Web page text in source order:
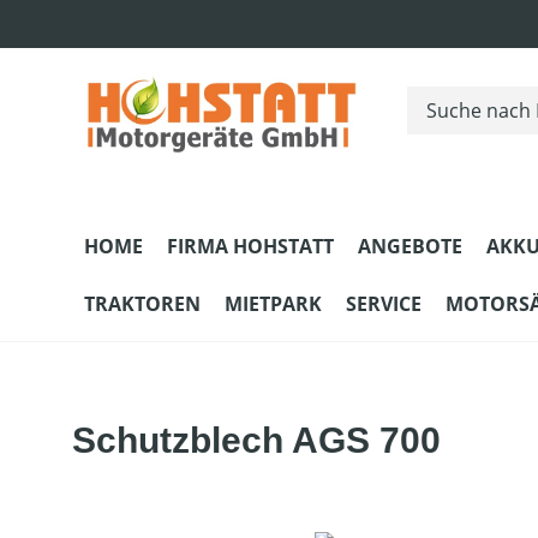
HOME FIRMA HOHSTATT ANGEBOTE
TRAKTOREN MIETPARK SERVICE
Schutzblech AGS 700